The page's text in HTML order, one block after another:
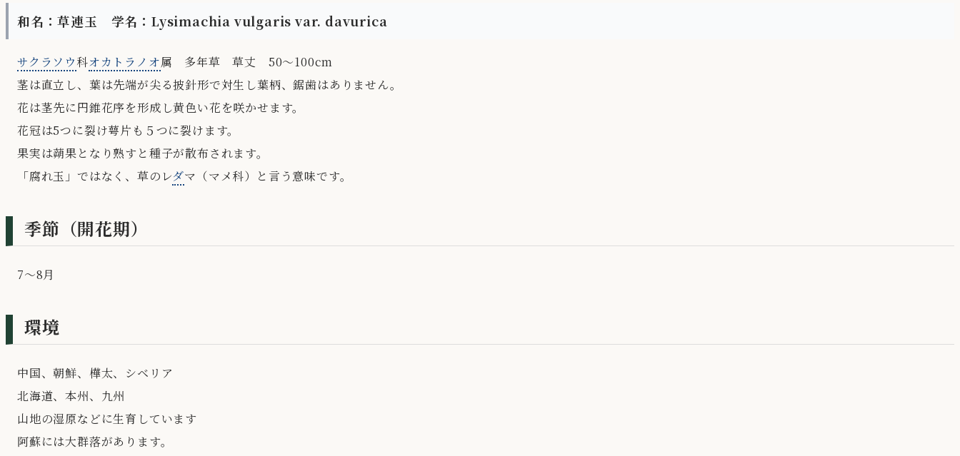
和名：草連玉 学名：Lysimachia vulgaris var. davurica
サクラソウ科オカトラノオ属 多年草 草丈 50～100cm
茎は直立し、葉は先端が尖る披針形で対生し葉柄、鋸歯はありません。
花は茎先に円錐花序を形成し黄色い花を咲かせます。
花冠は5つに裂け萼片も５つに裂けます。
果実は蒴果となり熟すと種子が散布されます。
「腐れ玉」ではなく、草のレダマ（マメ科）と言う意味です。
季節（開花期）
7～8月
環境
中国、朝鮮、樺太、シベリア
北海道、本州、九州
山地の湿原などに生育しています
阿蘇には大群落があります。